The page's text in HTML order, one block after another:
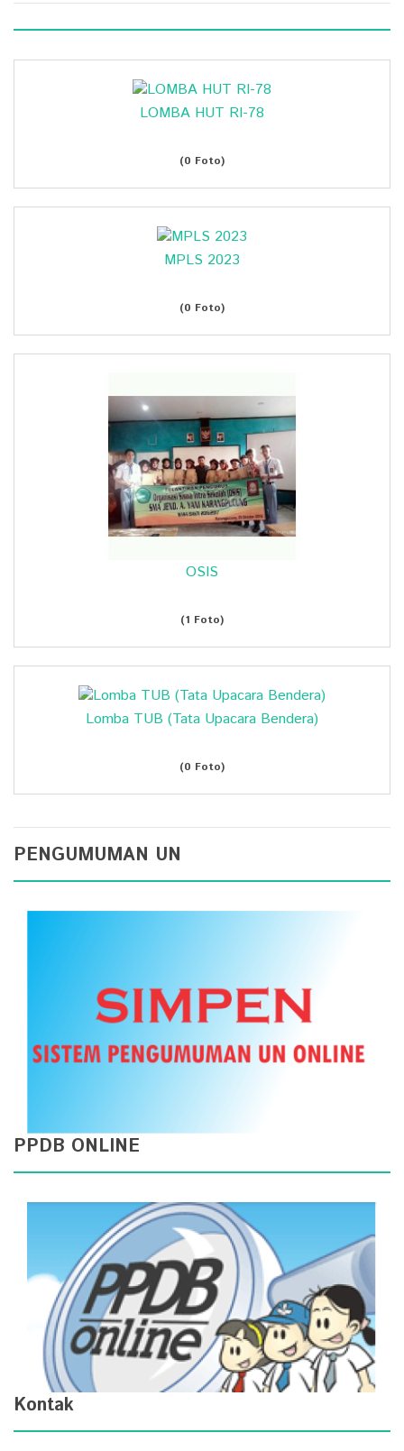
PENGUMUMAN UN
PPDB ONLINE
Kontak
LOMBA HUT RI-78
(0 Foto)
MPLS 2023
(0 Foto)
OSIS
(1 Foto)
Lomba TUB (Tata Upacara Bendera)
(0 Foto)